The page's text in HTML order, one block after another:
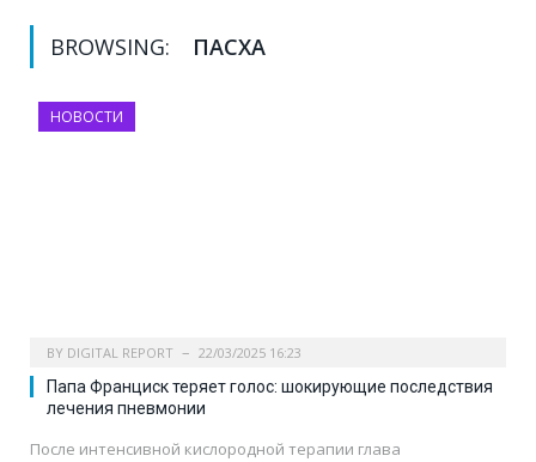
BROWSING: ПАСХА
НОВОСТИ
BY DIGITAL REPORT 22/03/2025 16:23
Папа Франциск теряет голос: шокирующие последствия
лечения пневмонии
После интенсивной кислородной терапии глава